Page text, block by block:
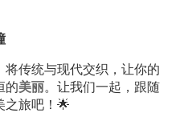
传统与现代交织，让你的
的美丽。让我们一起，跟随
之旅吧！🌟